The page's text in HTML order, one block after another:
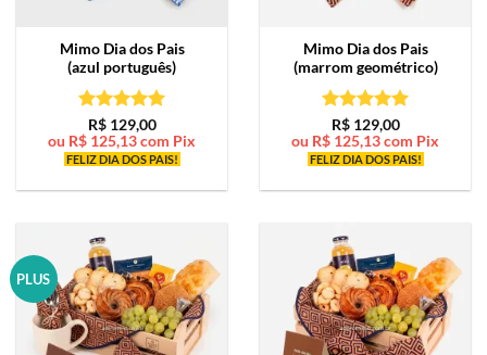
Mimo Dia dos Pais
(azul português)
Avaliação5
de 5
R$129,00
ou R$ 125,13com Pix
FELIZ DIA DOS PAIS!
Mimo Dia dos Pais
(marrom geométrico)
Avaliação5
de 5
R$129,00
ou R$ 125,13com Pix
FELIZ DIA DOS PAIS!
PLUS